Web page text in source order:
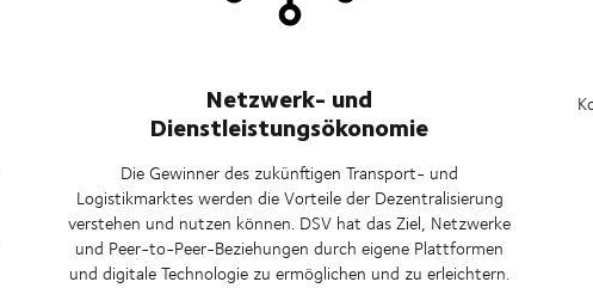
Netzwerk- und
Dienstleistungsökonomie
Die Gewinner des zukünftigen Transport- und
Logistikmarktes werden die Vorteile der Dezentralisierung
verstehen und nutzen können. DSV hat das Ziel, Netzwerke
und Peer-to-Peer-Beziehungen durch eigene Plattformen
und digitale Technologie zu ermöglichen und zu erleichtern.